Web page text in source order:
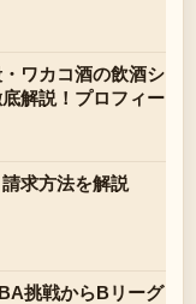
ワカコ酒の飲酒シ
解説！プロフィー
求方法を解説
挑戦からBリーグ